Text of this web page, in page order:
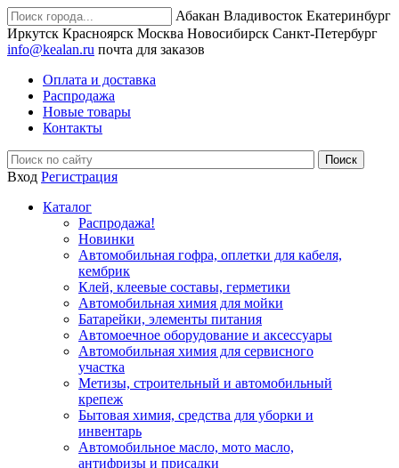
Абакан Владивосток Екатеринбург
Иркутск Красноярск Москва Новосибирск Санкт-Петербург
info@kealan.ru почта для заказов
Оплата и доставка
Распродажа
Новые товары
Контакты
Вход Регистрация
Каталог
Распродажа!
Новинки
Автомобильная гофра, оплетки для кабеля,
кембрик
Клей, клеевые составы, герметики
Автомобильная химия для мойки
Батарейки, элементы питания
Автомоечное оборудование и аксессуары
Автомобильная химия для сервисного
участка
Метизы, строительный и автомобильный
крепеж
Бытовая химия, средства для уборки и
инвентарь
Автомобильное масло, мото масло,
антифризы и присадки